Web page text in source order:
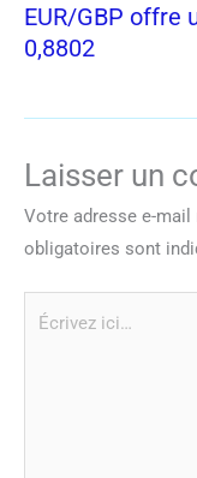
EUR/GBP offre
0,8802
Laisser un
Votre adresse e-mail
obligatoires sont